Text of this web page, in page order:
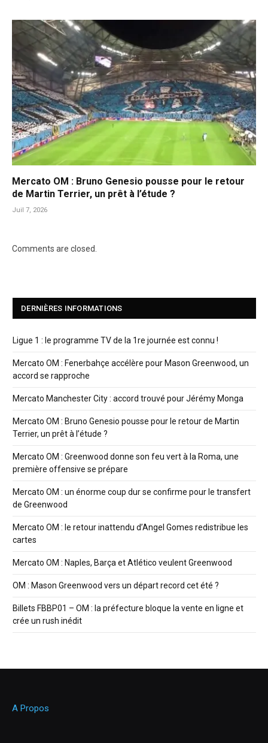
Mercato OM : Bruno Genesio pousse pour le retour
de Martin Terrier, un prêt à l’étude ?
Juil 7, 2026
Comments are closed.
DERNIÈRES INFORMATIONS
Ligue 1 : le programme TV de la 1re journée est connu !
Mercato OM : Fenerbahçe accélère pour Mason Greenwood, un
accord se rapproche
Mercato Manchester City : accord trouvé pour Jérémy Monga
Mercato OM : Bruno Genesio pousse pour le retour de Martin
Terrier, un prêt à l’étude ?
Mercato OM : Greenwood donne son feu vert à la Roma, une
première offensive se prépare
Mercato OM : un énorme coup dur se confirme pour le transfert
de Greenwood
Mercato OM : le retour inattendu d’Angel Gomes redistribue les
cartes
Mercato OM : Naples, Barça et Atlético veulent Greenwood
OM : Mason Greenwood vers un départ record cet été ?
Billets FBBP01 – OM : la préfecture bloque la vente en ligne et
crée un rush inédit
A Propos